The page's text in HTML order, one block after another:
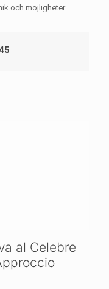
och möjligheter.
al Celebre